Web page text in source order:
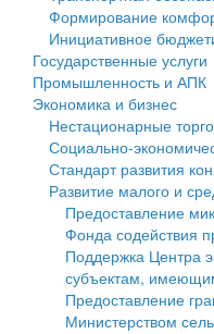
Государственные
Промышленность и АПК
Экономика и бизнес
Символика
Устав
Гостям округа
Туризм
Культура
Образование
Здравоохранение
муниципального
Администрация
Тверской области
Управление сельскими
Открытые данные
Работа с обращениями
Муниципальный
Финансовое управление
Бюджет для граждан
Имущество
Выявление
объектов недвижимости
Имущественная
среднего
Формирование
Инициативное
Государственные услуги
Промышленность и АПК
Экономика и бизнес
Нестационарные
Социально-
Стандарт развития
Развитие малого и
Предоставление
Фонда содействия
Поддержка Центра
субъектам,
Предоставление
Министерством